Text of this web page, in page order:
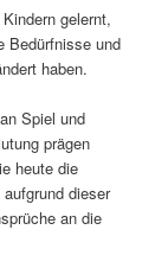
gelernt,
Bedürfnisse und
haben.
Spiel und
prägen
heute die
dieser
an die